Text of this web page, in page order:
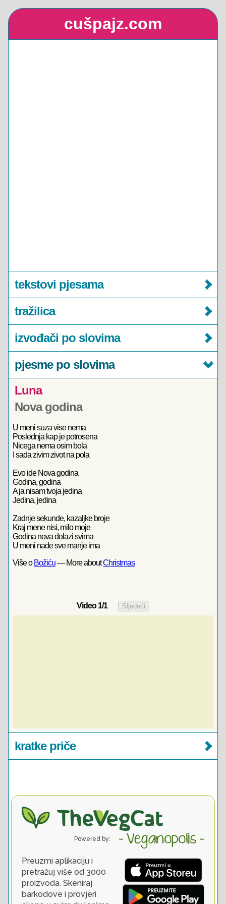
cušpajz.com
tekstovi pjesama
tražilica
izvođači po slovima
pjesme po slovima
Luna
Nova godina
U meni suza vise nema
Poslednja kap je potrosena
Nicega nema osim bola
I sada zivim zivot na pola
Evo ide Nova godina
Godina, godina
A ja nisam tvoja jedina
Jedina, jedina
Zadnje sekunde, kazaljke broje
Kraj mene nisi, milo moje
Godina nova dolazi svima
U meni nade sve manje ima
Više o Božiću— More aboutChristmas
Video1/1
kratke priče